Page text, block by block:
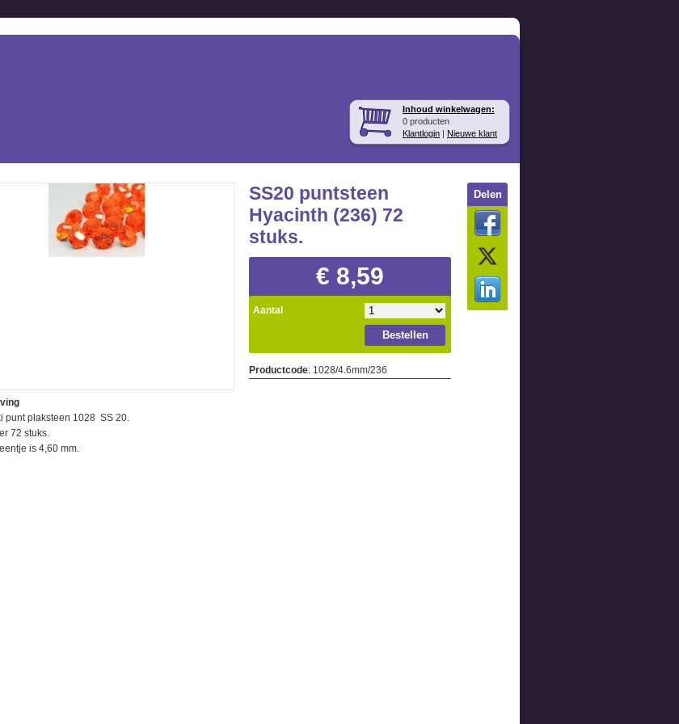
Inhoud winkelwagen:
0 producten
Klantlogin | Nieuwe klant
SS20 puntsteen
Hyacinth (236) 72
stuks.
€ 8,59
Aantal
Bestellen
Productcode: 1028/4.6mm/236
Delen
punt plaksteen 1028 SS 20.
72 stuks.
is 4,60 mm.